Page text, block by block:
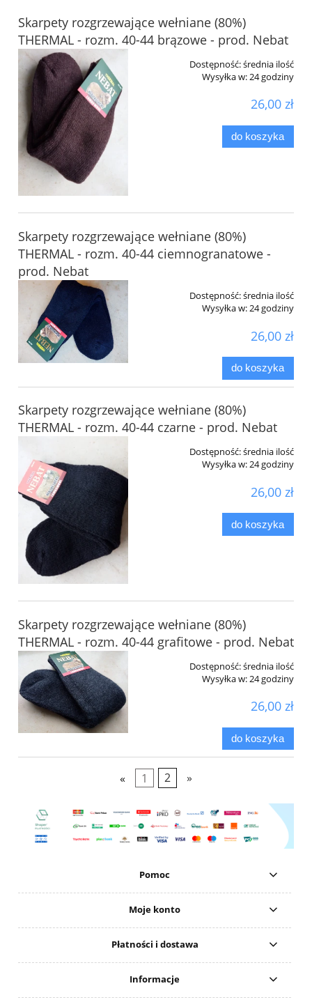
Skarpety rozgrzewające wełniane (80%)
THERMAL - rozm. 40-44 brązowe - prod. Nebat
Dostępność:średnia ilość
Wysyłka w:24 godziny
26,00 zł
do koszyka
Skarpety rozgrzewające wełniane (80%)
THERMAL - rozm. 40-44 ciemnogranatowe -
prod. Nebat
Dostępność:średnia ilość
Wysyłka w:24 godziny
26,00 zł
do koszyka
Skarpety rozgrzewające wełniane (80%)
THERMAL - rozm. 40-44 czarne - prod. Nebat
Dostępność:średnia ilość
Wysyłka w:24 godziny
26,00 zł
do koszyka
Skarpety rozgrzewające wełniane (80%)
THERMAL - rozm. 40-44 grafitowe - prod. Nebat
Dostępność:średnia ilość
Wysyłka w:24 godziny
26,00 zł
do koszyka
« 1 2 »
Pomoc
Moje konto
Płatności i dostawa
Informacje